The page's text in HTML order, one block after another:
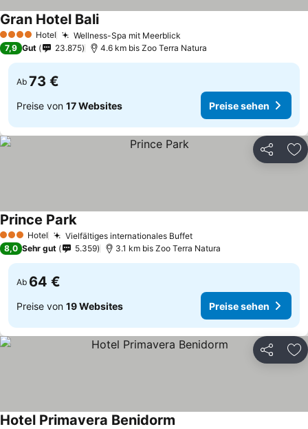
4 Sterne Hotel Wellness-Spa mit Meerblick
Gran Hotel Bali
7,9 Gut 23.875 4.6 km bis Zoo Terra Natura
Ab 73 €
Preise von 17 Websites Preise sehen
Teilen
3 SterneHotel Vielfältiges internationales Buffet
Prince Park
8,0 Sehr gut 5.359 3.1 km bis Zoo Terra Natura
Ab 64 €
Preise von 19 Websites Preise sehen
Teilen
Hotel Primavera Benidorm